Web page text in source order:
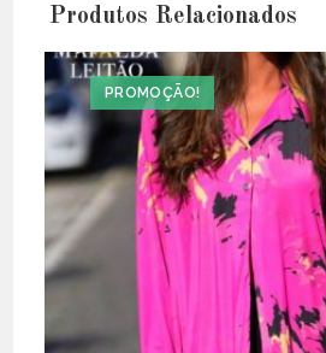
Produtos Relacionados
PROMOÇÃO!